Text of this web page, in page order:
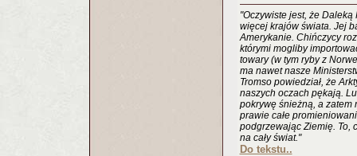
"Oczywiste jest, że
więcej krajów świata. Jej
Amerykanie. Chińczycy
którymi mogliby
towary (w tym ryby z
ma nawet nasze
Tromso powiedział, że
naszych oczach pękają.
pokrywę śnieżną, a zatem
prawie całe
podgrzewając Ziemię. To,
na cały świat."
Do tekstu..